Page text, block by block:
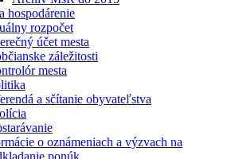
hospodárenie
rozpočet
účet mesta
záležitosti
mesta
a sčítanie obyvateľstva
o oznámeniach a výzvach na
ponúk